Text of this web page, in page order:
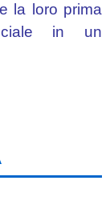
la loro prima
in un